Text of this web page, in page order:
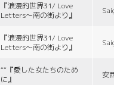
『浪漫的世界31/ Love
Letters〜南の街より』
『浪漫的世界31/ Love
Letters〜南の街より』
““『愛した女たちのため
に』
安